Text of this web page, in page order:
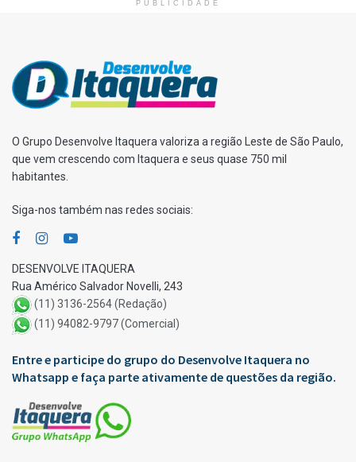
PUBLICIDADE
O Grupo Desenvolve Itaquera valoriza a região Leste de São Paulo,
que vem crescendo com Itaquera e seus quase 750 mil
habitantes.
Siga-nos também nas redes sociais:
DESENVOLVE ITAQUERA
Rua Américo Salvador Novelli, 243
(11) 3136-2564 (Redação)
(11) 94082-9797 (Comercial)
Entre e participe do grupo do Desenvolve Itaquera no
Whatsapp e faça parte ativamente de questões da região.